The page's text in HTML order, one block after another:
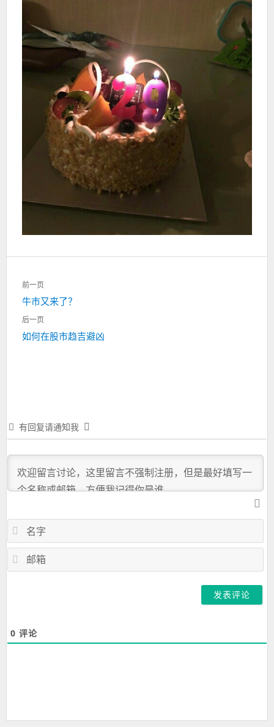
文
章
导
航
前一页
上
一
牛市又来了？
后一页
下
如何在股市趋吉避凶
有回复请通知我
0 评论